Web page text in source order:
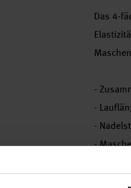
Das 4-
-
-
-
-